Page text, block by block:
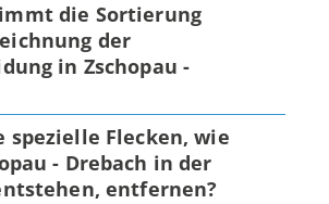
die Sortierung
der
in Zschopau -
spezielle Flecken, wie
- Drebach in der
entfernen?